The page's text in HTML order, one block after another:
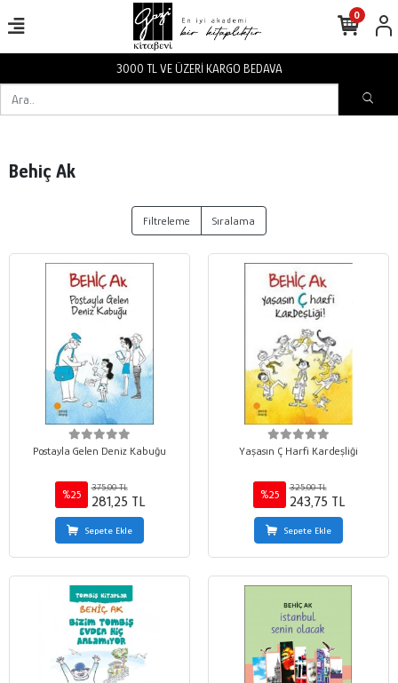
3000 TL VE ÜZERİ KARGO BEDAVA
0
Behiç Ak
Filtreleme Sıralama
Postayla Gelen Deniz Kabuğu
%25
375,00 TL
281,25 TL
Sepete Ekle
Yaşasın Ç Harfi Kardeşliği
%25
325,00 TL
243,75 TL
Sepete Ekle